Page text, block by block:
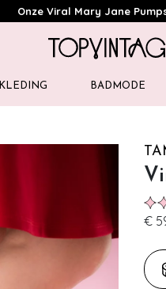
Onze Viral Mary Jane
KLEDING BADMODE
€